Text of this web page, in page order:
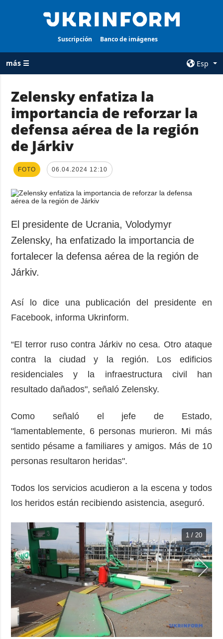
Suscripción Banco de imágenes
más ☰
Esp
TODAS LAS
CATEGORÍAS
Guerra
Reconstrucción
de Ucrania
Economía
Sociedad y
Cultura
Deportes
Crimen
emergencias
AGENCIA
sobre la agencia
protección de
ADICIONAL
Publicaciones
Releases
Banco de
imágenes
Zelensky enfatiza la
importancia de reforzar la
defensa aérea de la región
de Járkiv
FOTO 06.04.2024 12:10
El presidente de Ucrania, Volodymyr
Zelensky, ha enfatizado la importancia de
fortalecer la defensa aérea de la región de
Járkiv.
Así lo dice una publicación del presidente en
Facebook, informa Ukrinform.
“El terror ruso contra Járkiv no cesa. Otro ataque
contra la ciudad y la región. Los edificios
residenciales y la infraestructura civil han
resultado dañados", señaló Zelensky.
Como señaló el jefe de Estado,
"lamentablemente, 6 personas murieron. Mi más
sentido pésame a familiares y amigos. Más de 10
personas resultaron heridas".
Todos los servicios acudieron a la escena y todos
los heridos están recibiendo asistencia, aseguró.
1 / 20